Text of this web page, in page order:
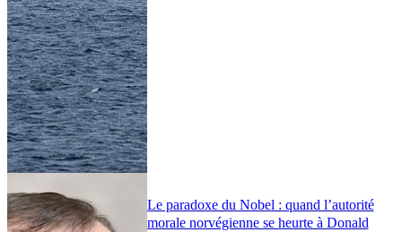
Le paradoxe du Nobel : quand l’autorité
morale norvégienne se heurte à Donald